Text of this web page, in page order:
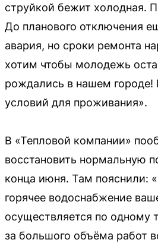
струйкой бежит холодная.
До планового отключения
авария, но сроки ремонта
хотим чтобы молодежь
рождались в нашем городе!
условий для проживания».
В «Тепловой компании»
восстановить нормальную
конца июня. Там пояснили:
горячее водоснабжение
осуществляется по одному
за большого объёма работ